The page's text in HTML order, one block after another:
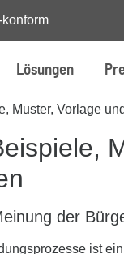
Lösungen
Muster, Vorlage
der
ist